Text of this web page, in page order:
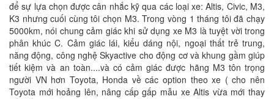
để sự lựa chọn được cân nhắc kỹ qua các loại xe: Altis, Civic, M3,
K3 nhưng cuối cùng tôi chọn M3. Trong vòng 1 tháng tôi đã chạy
5000km, nói chung cảm giác khi sử dụng xe M3 là tuyệt vời trong
phân khúc C. Cảm giác lái, kiểu dáng nội, ngoại thất trẻ trung,
năng động, công nghệ Skyactive cho động cơ và khung gầm giúp
tiết kiệm và an toàn....và có cảm giác được hãng M3 tôn trọng
người VN hơn Toyota, Honda về các option theo xe ( cho nên
Toyota mới hoảng lên, nâng cấp gấp mẫu xe Altis vừa mới thay